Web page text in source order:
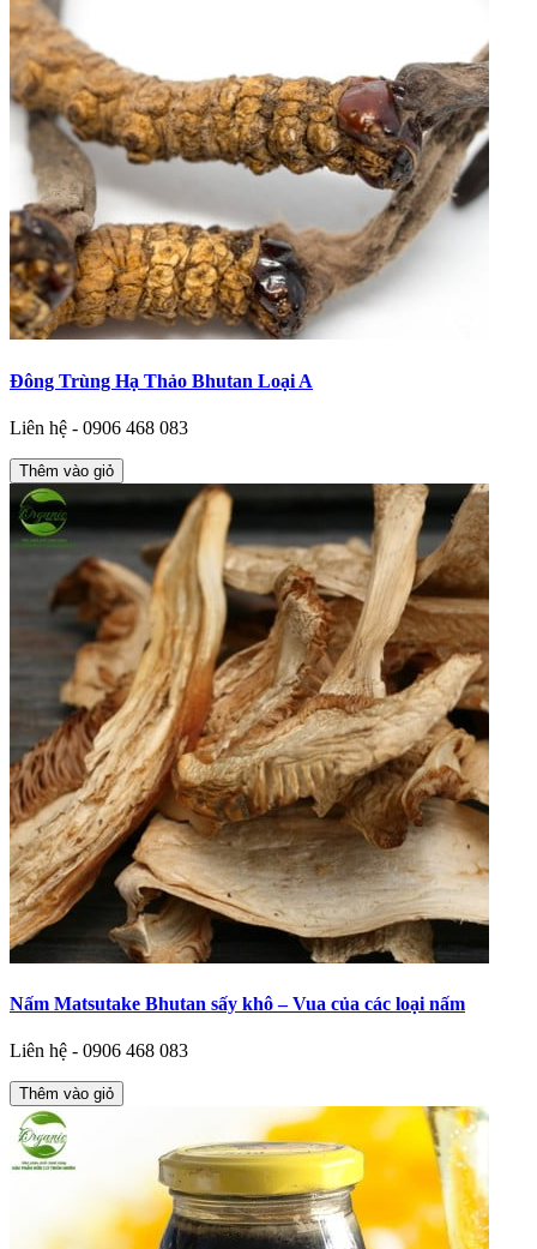
Đông Trùng Hạ Thảo Bhutan Loại A
Liên hệ - 0906 468 083
Thêm vào giỏ
Nấm Matsutake Bhutan sấy khô – Vua của các loại nấm
Liên hệ - 0906 468 083
Thêm vào giỏ